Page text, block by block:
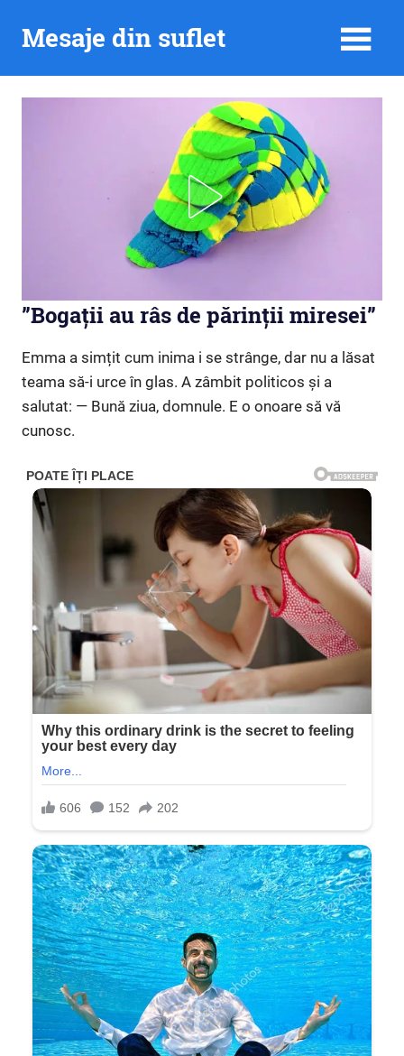
Mesaje din suflet
”Bogații au râs de părinții miresei”
Emma a simțit cum inima i se strânge, dar nu a lăsat
teama să-i urce în glas. A zâmbit politicos și a
salutat: — Bună ziua, domnule. E o onoare să vă
cunosc.